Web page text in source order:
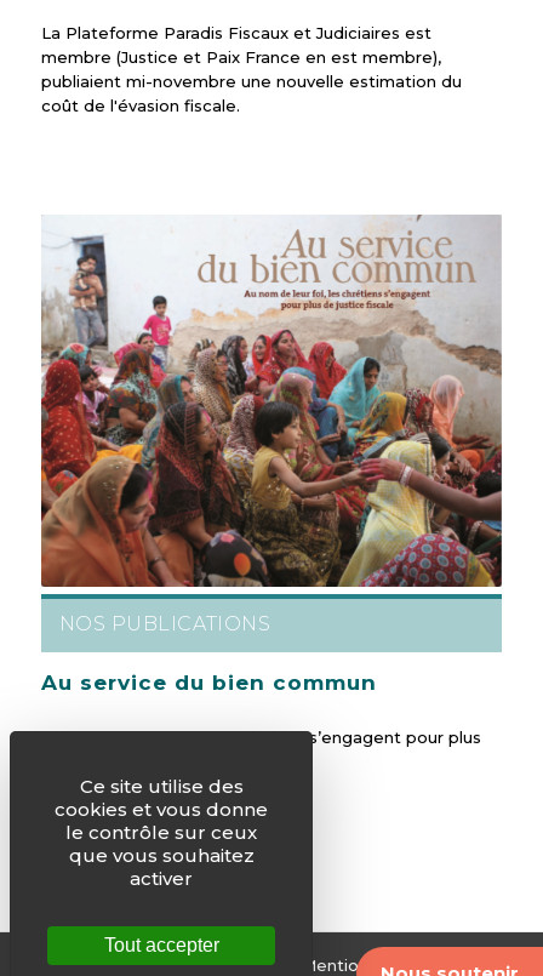
La Plateforme Paradis Fiscaux et Judiciaires est
membre (Justice et Paix France en est membre),
publiaient mi-novembre une nouvelle estimation du
coût de l'évasion fiscale.
NOS PUBLICATIONS
Au service du bien commun
Au nom de leur foi, les chrétiens s’engagent pour plus
© Justice & Paix -Plan du site Mentions légales-
Ce site utilise des
cookies et vous donne
le contrôle sur ceux
que vous souhaitez
activer
Tout accepter